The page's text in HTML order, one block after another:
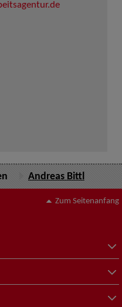
Andreas Bittl
Zum Seitenanfang